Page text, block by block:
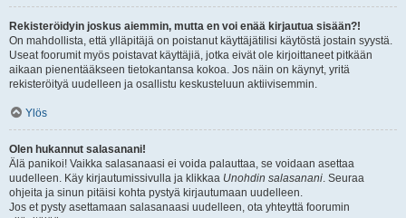
Rekisteröidyin joskus aiemmin, mutta en voi enää kirjautua sisään?!
On mahdollista, että ylläpitäjä on poistanut käyttäjätilisi käytöstä jostain syystä.
Useat foorumit myös poistavat käyttäjiä, jotka eivät ole kirjoittaneet pitkään
aikaan pienentääkseen tietokantansa kokoa. Jos näin on käynyt, yritä
rekisteröityä uudelleen ja osallistu keskusteluun aktiivisemmin.
Ylös
Olen hukannut salasanani!
Älä panikoi! Vaikka salasanaasi ei voida palauttaa, se voidaan asettaa
uudelleen. Käy kirjautumissivulla ja klikkaa Unohdin salasanani. Seuraa
ohjeita ja sinun pitäisi kohta pystyä kirjautumaan uudelleen.
Jos et pysty asettamaan salasanaasi uudelleen, ota yhteyttä foorumin